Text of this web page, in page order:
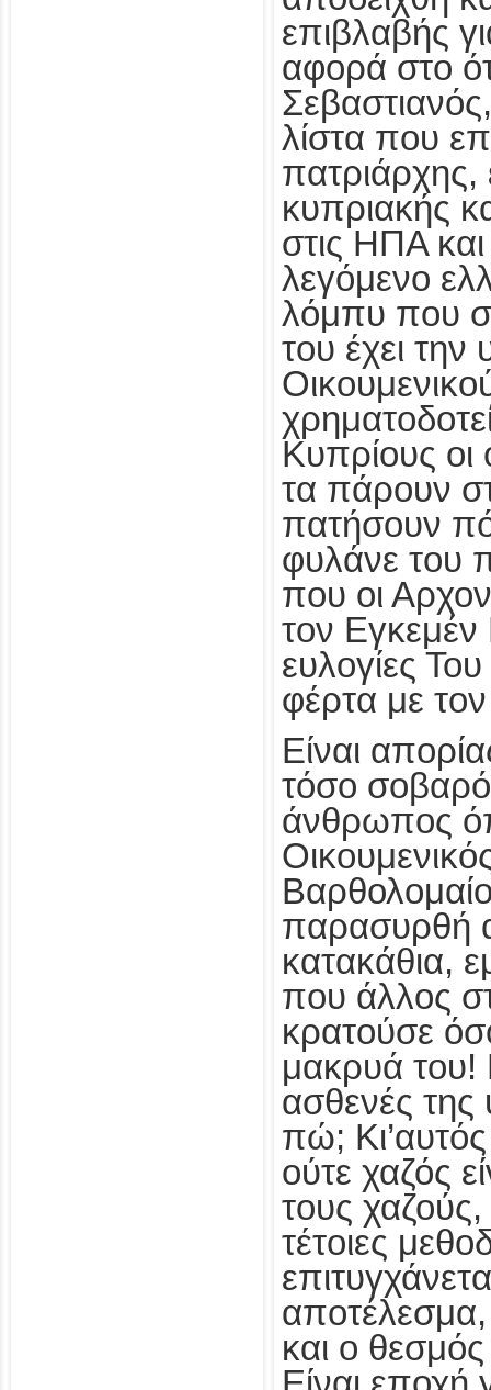
επιβλαβής
αφορά στο
λίστα που
πατριάρχης,
κυπριακής
στις ΗΠΑ
λεγόμενο
λόμπυ που
του έχει την
Κυπρίους οι
τα πάρουν
πατήσουν
φυλάνε του
που οι
τον Εγκεμέν
ευλογίες
φέρτα με
Είναι
τόσο
άνθρωπος
παρασυρθή
κατακάθια,
που άλλος
κρατούσε
μακρυά του!
ασθενές της
πώ;
ούτε χαζός
τους χαζούς,
τέτοιες
αποτέλεσμα,
και ο